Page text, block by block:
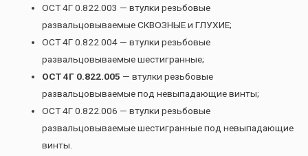
ОСТ 4Г 0.822.003 — втулки резьбовые
развальцовываемые СКВОЗНЫЕ и ГЛУХИЕ;
ОСТ 4Г 0.822.004 — втулки резьбовые
развальцовываемые шестигранные;
ОСТ 4Г 0.822.005 — втулки резьбовые
развальцовываемые под невыпадающие винты;
ОСТ 4Г 0.822.006 — втулки резьбовые
развальцовываемые шестигранные под невыпадающие
винты.